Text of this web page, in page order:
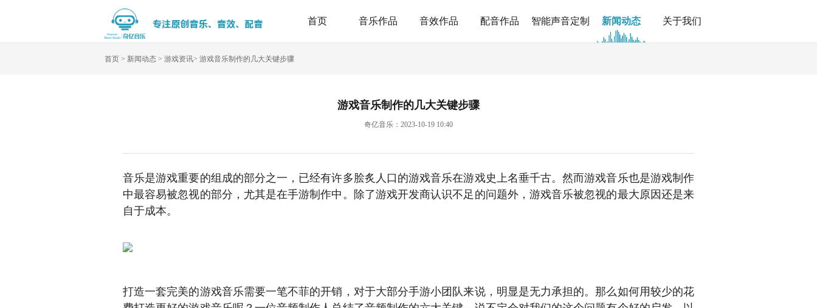
首页 音乐作品 音效作品 配音作品 智能声音定制 新闻动态 关于我们
首页 > 新闻动态 > 游戏资讯> 游戏音乐制作的几大关键步骤
游戏音乐制作的几大关键步骤
奇亿音乐：2023-10-19 10:40
音乐是游戏重要的组成的部分之一，已经有许多脍炙人口的游戏音乐在游戏史上名垂千古。然而游戏音乐也是游戏制作
中最容易被忽视的部分，尤其是在手游制作中。除了游戏开发商认识不足的问题外，游戏音乐被忽视的最大原因还是来
自于成本。
打造一套完美的游戏音乐需要一笔不菲的开销，对于大部分手游小团队来说，明显是无力承担的。那么如何用较少的花